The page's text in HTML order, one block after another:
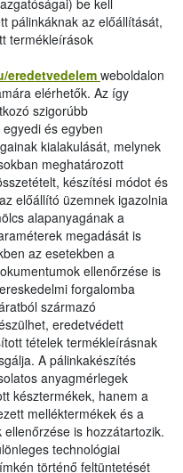
be kell
pálinkáknak az előállítását,
termékleírások
eredetvedelem weboldalon
elérhetők. Az így
szigorúbb
és egyben
kialakulását, melynek
meghatározott
készítési módot és
előállító üzemnek igazolnia
alapanyagának a
megadását is
az esetekben a
ellenőrzése is
forgalomba
származó
eredetvédett
tételek termékleírásnak
A pálinkakészítés
anyagmérlegek
késztermékek, hanem a
melléktermékek és a
is hozzátartozik.
technológiai
történő feltüntetését